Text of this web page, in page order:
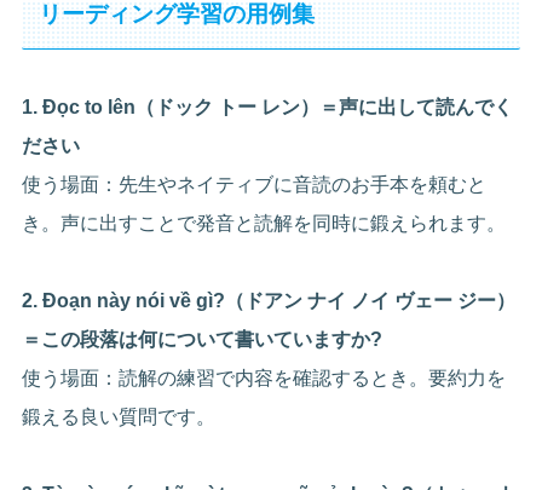
リーディング学習の用例集
1. Đọc to lên（ドック トー レン）＝声に出して読んでく
ださい
使う場面：先生やネイティブに音読のお手本を頼むと
き。声に出すことで発音と読解を同時に鍛えられます。
2. Đoạn này nói về gì?（ドアン ナイ ノイ ヴェー ジー）
＝この段落は何について書いていますか?
使う場面：読解の練習で内容を確認するとき。要約力を
鍛える良い質問です。